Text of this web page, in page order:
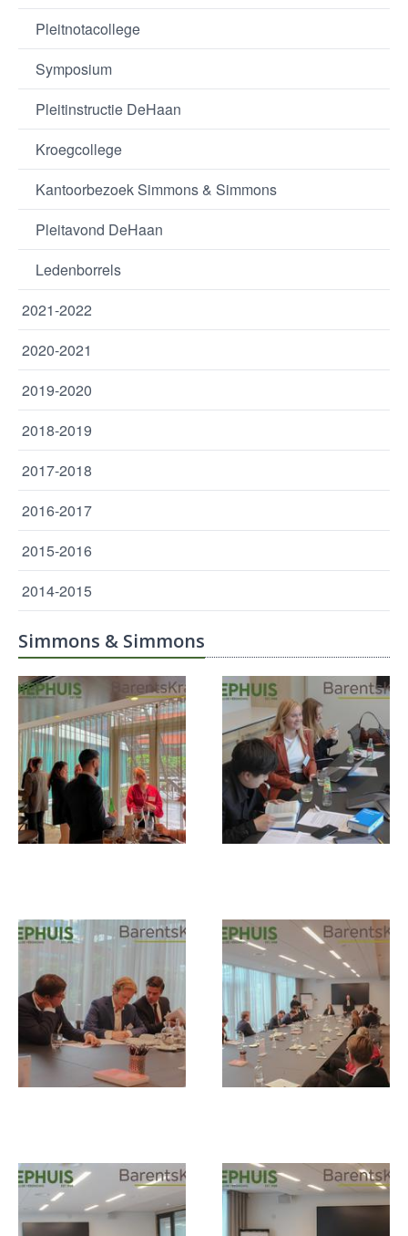
Pleitnotacollege
Symposium
Pleitinstructie DeHaan
Kroegcollege
Kantoorbezoek Simmons & Simmons
Pleitavond DeHaan
Ledenborrels
2021-2022
2020-2021
2019-2020
2018-2019
2017-2018
2016-2017
2015-2016
2014-2015
Simmons & Simmons